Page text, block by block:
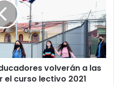
volverán a las
curso lectivo 2021